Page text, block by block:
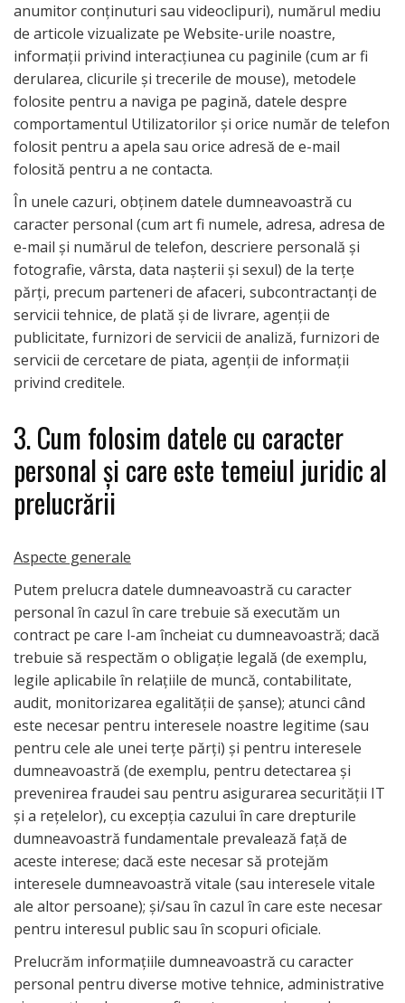
anumitor conținuturi sau videoclipuri), numărul mediu
de articole vizualizate pe Website-urile noastre,
informații privind interacțiunea cu paginile (cum ar fi
derularea, clicurile și trecerile de mouse), metodele
folosite pentru a naviga pe pagină, datele despre
comportamentul Utilizatorilor și orice număr de telefon
folosit pentru a apela sau orice adresă de e-mail
folosită pentru a ne contacta.
În unele cazuri, obținem datele dumneavoastră cu
caracter personal (cum art fi numele, adresa, adresa de
e-mail și numărul de telefon, descriere personală și
fotografie, vârsta, data nașterii și sexul) de la terțe
părți, precum parteneri de afaceri, subcontractanți de
servicii tehnice, de plată și de livrare, agenții de
publicitate, furnizori de servicii de analiză, furnizori de
servicii de cercetare de piata, agenții de informații
privind creditele.
3. Cum folosim datele cu caracter
personal și care este temeiul juridic al
prelucrării
Aspecte generale
Putem prelucra datele dumneavoastră cu caracter
personal în cazul în care trebuie să executăm un
contract pe care l-am încheiat cu dumneavoastră; dacă
trebuie să respectăm o obligație legală (de exemplu,
legile aplicabile în relaţiile de muncă, contabilitate,
audit, monitorizarea egalității de șanse); atunci când
este necesar pentru interesele noastre legitime (sau
pentru cele ale unei terțe părți) și pentru interesele
dumneavoastră (de exemplu, pentru detectarea și
prevenirea fraudei sau pentru asigurarea securității IT
și a rețelelor), cu excepția cazului în care drepturile
dumneavoastră fundamentale prevalează față de
aceste interese; dacă este necesar să protejăm
interesele dumneavoastră vitale (sau interesele vitale
ale altor persoane); și/sau în cazul în care este necesar
pentru interesul public sau în scopuri oficiale.
Prelucrăm informațiile dumneavoastră cu caracter
personal pentru diverse motive tehnice, administrative